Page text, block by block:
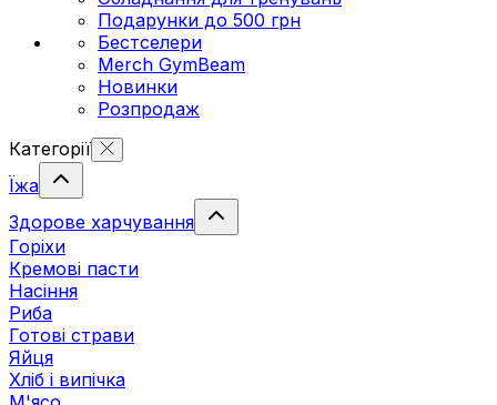
Подарунки до 500 грн
Бестселери
Merch GymBeam
Новинки
Розпродаж
Категорії
Їжа
Здорове харчування
Горіхи
Кремові пасти
Насіння
Риба
Готові страви
Яйця
Хліб і випічка